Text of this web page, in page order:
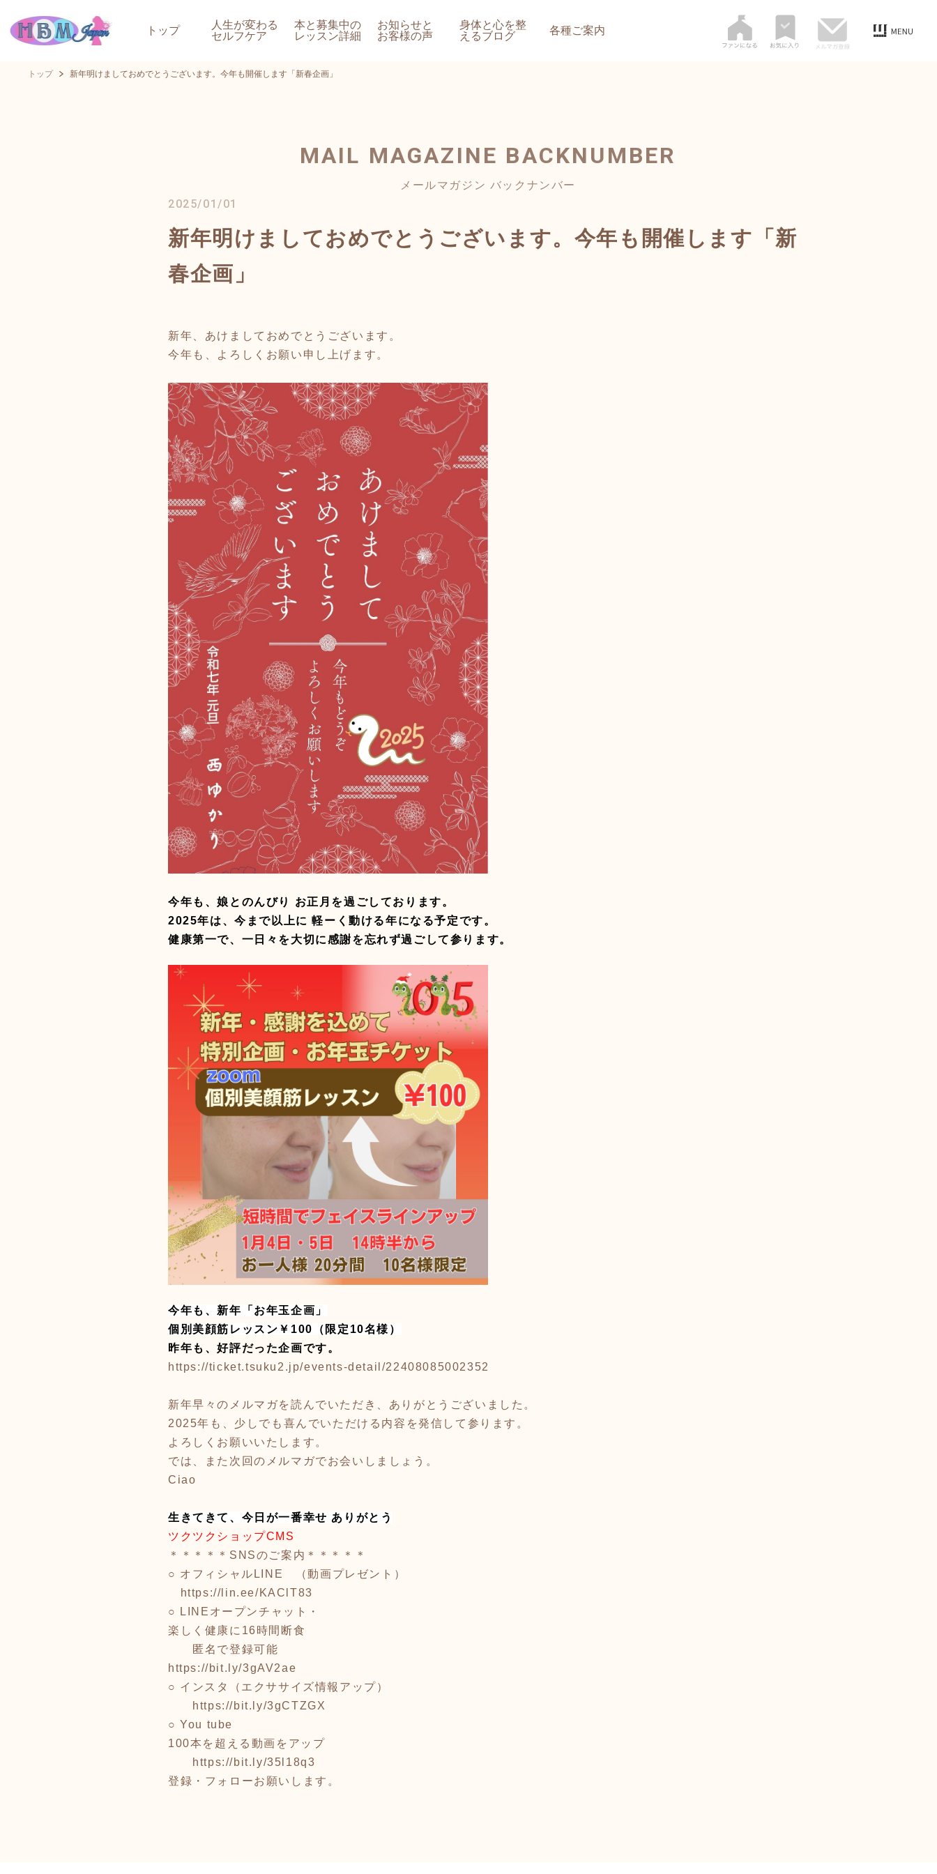
トップ
人生が変わる
セルフケア
本と募集中の
レッスン詳細
お知らせと
お客様の声
身体と心を整
えるブログ
各種ご案内
トップ 新年明けましておめでとうございます。今年も開催します「新春企画」
MAIL MAGAZINE BACKNUMBER
メールマガジン バックナンバー
2025/01/01
新年明けましておめでとうございます。今年も開催します「新
春企画」
新年、あけましておめでとうございます。
今年も、よろしくお願い申し上げます。
今年も、娘とのんびり お正月を過ごしております。
2025年は、今まで以上に 軽ーく動ける年になる予定です。
健康第一で、一日々を大切に感謝を忘れず過ごして参ります。
今年も、新年「お年玉企画」
個別美顔筋レッスン￥100（ 限定10名様）
昨年も、好評だった企画です。
https://ticket.tsuku2.jp/events-detail/22408085002352
新年早々のメルマガを読んでいただき、ありがとうございました。
2025年も、少しでも喜んでいただける内容を発信して参ります。
よろしくお願いいたします。
では、また次回のメルマガでお会いしましょう。
Ciao
生きてきて、今日が一番幸せ ありがとう
ツクツクショップCMS
＊＊＊＊＊SNSのご案内＊＊＊＊＊
○ オフィシャルLINE （動画プレゼント）
https://lin.ee/KAClT83
○ LINEオープンチャット・
楽しく健康に16時間断食
匿名で登録可能
https://bit.ly/3gAV2ae
○ インスタ（エクササイズ情報アップ）
https://bit.ly/3gCTZGX
○ You tube
100本を超える動画をアップ
https://bit.ly/35l18q3
登録・フォローお願いします。